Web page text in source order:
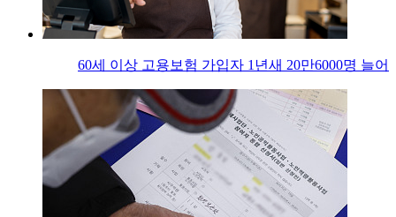
60세 이상 고용보험 가입자 1년새 20만6000명 늘어